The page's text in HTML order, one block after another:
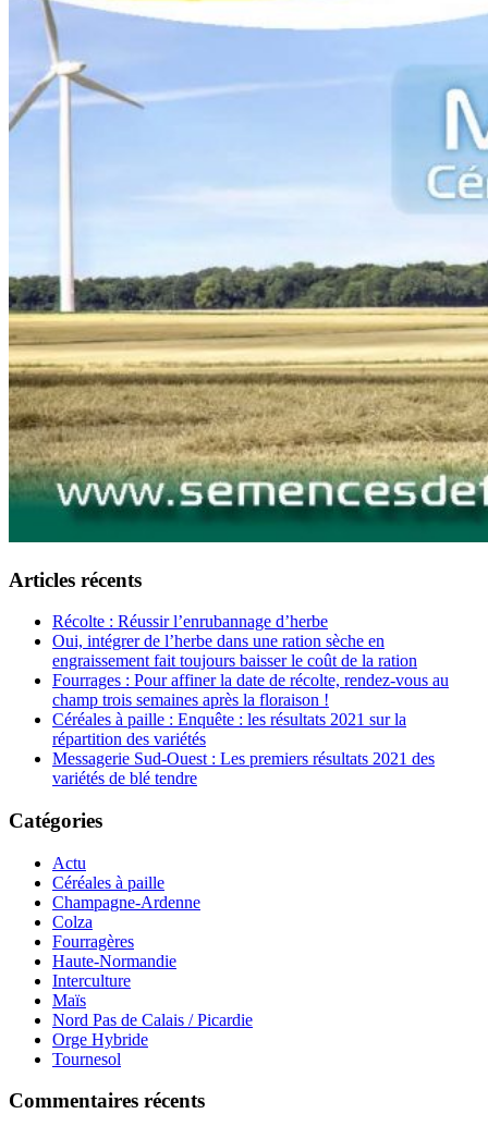
Articles récents
Récolte : Réussir l’enrubannage d’herbe
Oui, intégrer de l’herbe dans une ration sèche en
engraissement fait toujours baisser le coût de la ration
Fourrages : Pour affiner la date de récolte, rendez-vous au
champ trois semaines après la floraison !
Céréales à paille : Enquête : les résultats 2021 sur la
répartition des variétés
Messagerie Sud-Ouest : Les premiers résultats 2021 des
variétés de blé tendre
Catégories
Actu
Céréales à paille
Champagne-Ardenne
Colza
Fourragères
Haute-Normandie
Interculture
Maïs
Nord Pas de Calais / Picardie
Orge Hybride
Tournesol
Commentaires récents